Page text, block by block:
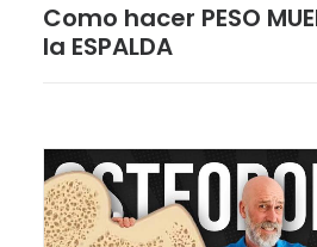
Como hacer PESO
la ESPALDA